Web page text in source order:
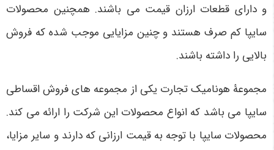
و دارای قطعات ارزان قیمت می باشند. همچنین محصولات
سایپا کم صرف هستند و چنین مزایایی موجب شده که فروش
بالایی را داشته باشند.
مجموعۀ هونامیک تجارت یکی از مجموعه های فروش اقساطی
سایپا می ‌باشد که انواع محصولات این شرکت را ارائه می‌ کند.
محصولات سایپا با توجه به قیمت ارزانی که دارند و سایر مزایا،